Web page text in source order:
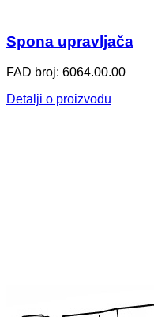
Spona upravljača
FAD broj: 6064.00.00
Detalji o proizvodu